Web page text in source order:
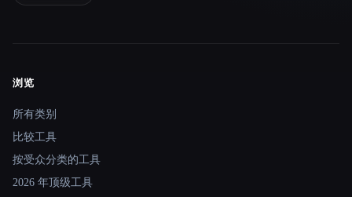
Site navigation
浏览
所有类别
比较工具
按受众分类的工具
2026 年顶级工具